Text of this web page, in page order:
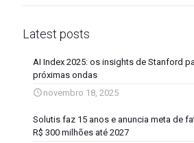
Latest posts
AI Index 2025: os insights de Stanford
próximas ondas
novembro 18, 2025
Solutis faz 15 anos e anuncia meta de
R$ 300 milhões até 2027